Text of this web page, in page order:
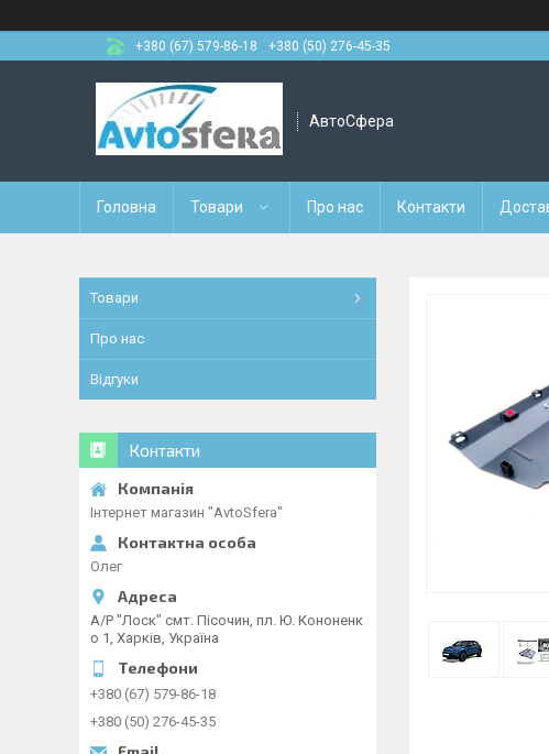
+380 (67) 579-86-18
+380 (50) 276-45-35
АвтоСфера
Головна Товари Про нас Контакти
Товари
Про нас
Відгуки
Контакти
Інтернет магазин "AvtoSfera"
Олег
А/Р "Лоск" смт. Пісочин, пл. Ю. Кононенк
о 1, Харків, Україна
+380 (67) 579-86-18
+380 (50) 276-45-35